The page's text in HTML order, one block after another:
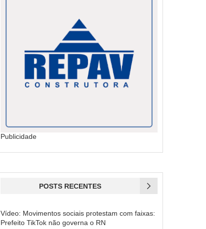
Publicidade
POSTS RECENTES
Vídeo: Movimentos sociais protestam com faixas:
Prefeito TikTok não governa o RN